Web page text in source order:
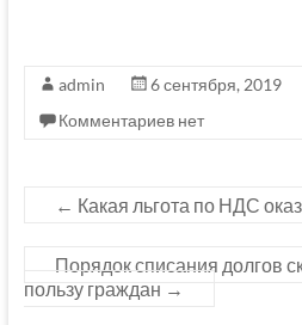
admin 6 сентября, 2019
Комментариев нет
← Какая льгота по НДС
Порядок списания долгов
пользу граждан →